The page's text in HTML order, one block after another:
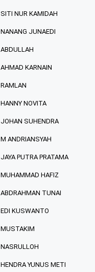
SITI NUR KAMIDAH
NANANG JUNAEDI
ABDULLAH
AHMAD KARNAIN
RAMLAN
HANNY NOVITA
JOHAN SUHENDRA
M ANDRIANSYAH
JAYA PUTRA PRATAMA
MUHAMMAD HAFIZ
ABDRAHMAN TUNAI
EDI KUSWANTO
MUSTAKIM
NASRULLOH
HENDRA YUNUS METI